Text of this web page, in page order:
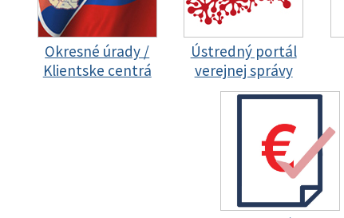
Okresné úrady /
Klientske centrá
Ústredný portál
verejnej správy